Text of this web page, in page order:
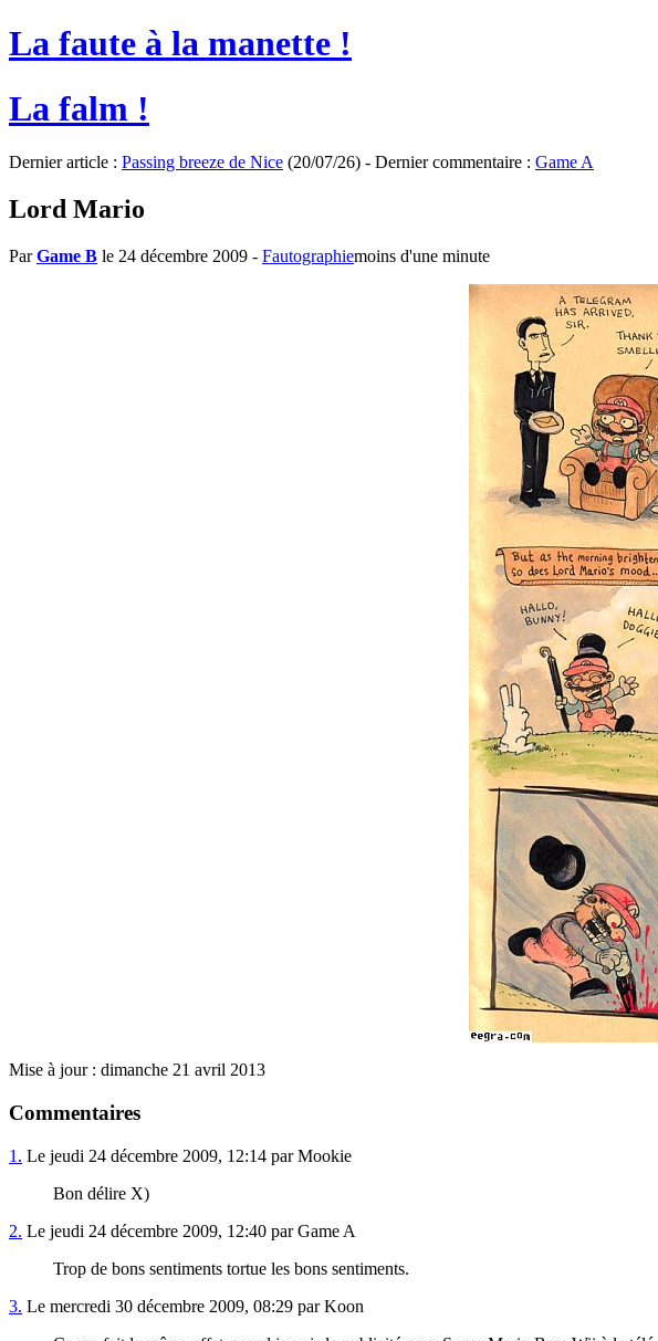
La faute à la manette !
La falm !
Dernier article : Passing breeze de Nice (20/07/26) - Dernier commentaire : Game A
Lord Mario
ParGame B le 24 décembre 2009 - Fautographiemoins d'une minute
Mise à jour : dimanche 21 avril 2013
Commentaires
1. Le jeudi 24 décembre 2009, 12:14 par Mookie
Bon délire X)
2. Le jeudi 24 décembre 2009, 12:40 par Game A
Trop de bons sentiments tortue les bons sentiments.
3. Le mercredi 30 décembre 2009, 08:29 par Koon